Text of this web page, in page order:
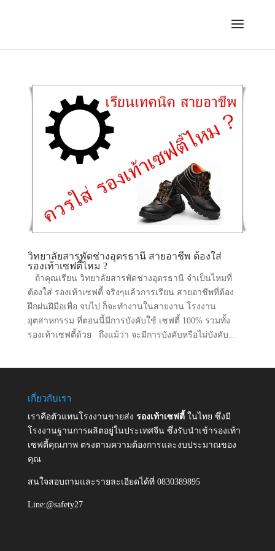
วิทยาลัยสารพัดช่างอุดรธานี สายอาชีพ ต้องใส่
รองเท้าเซฟตี้ไหม ?
ถ้าคุณเรียน วิทยาลัยสารพัดช่างอุดรธานี จำเป็นไหมที่
ต้องใส่ รองเท้าเซฟตี้ จริงๆแล้วการเรียน สายอาชีพที่ต้อง
ฝึกฝนฝีมือเพื่อ จบไป ก็จะทำงานในสายงาน โรงงาน
อุตสาหกรรม ที่ตอนนี้มีการบังคับใช้ เซฟตี้ 100% รวมทั้ง
รองเท้าเซฟตี้ด้วย ถึงแม้ว่า จะมีการบังคับหรือไม่บังคับ...
เกี่ยวกับเรา
เราคือตัวแทนโรงงานขายส่ง รองเท้าเซฟตี้ ในไทย ซึ่งมี
โรงงานฐานการผลิตอยู่ในประเทศจีน ซึ่งรับนำเข้ารองเท้า
เซฟตี้คุณภาพ ตรงตามความต้องการและงบประมาณของ
คุณ
สนใจสอบถามและรายละเอียดได้ที่ 0830389895
Line:@safety27